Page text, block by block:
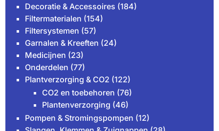
Decoratie & Accessoires (184)
Filtermaterialen (154)
Filtersystemen (57)
Garnalen & Kreeften (24)
Medicijnen (23)
Onderdelen (77)
Plantverzorging & CO2 (122)
CO2 en toebehoren (76)
Plantenverzorging (46)
Pompen & Stromingspompen (12)